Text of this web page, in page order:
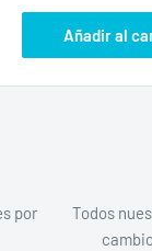
venta
Añadir al
Todos nuestros
cambios a